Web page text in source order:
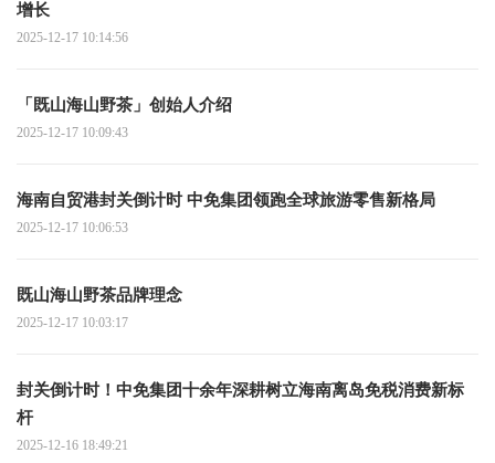
增长
2025-12-17 10:14:56
「既山海山野茶」创始人介绍
2025-12-17 10:09:43
海南自贸港封关倒计时 中免集团领跑全球旅游零售新格局
2025-12-17 10:06:53
既山海山野茶品牌理念
2025-12-17 10:03:17
封关倒计时！中免集团十余年深耕树立海南离岛免税消费新标
杆
2025-12-16 18:49:21